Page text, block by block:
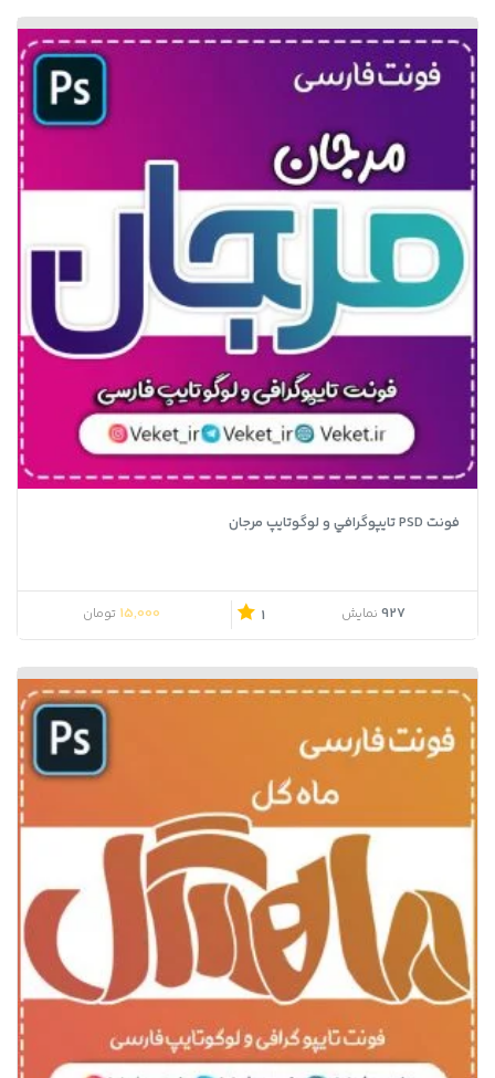
فونت PSD تايپوگرافي و لوگوتايپ مرجان
927 نمایش 1
15,000 تومان